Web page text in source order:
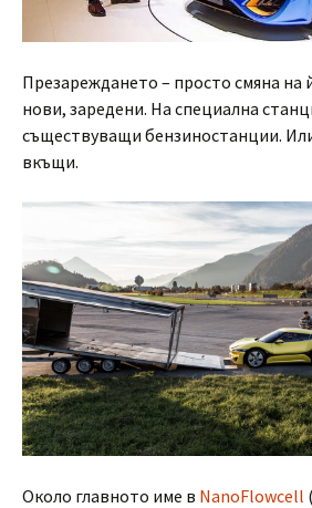
Презареждането – просто смяна на
нови, заредени. На специална
съществуващи бензиностанции.
вкъщи.
Около главното име в NanoFlowcell